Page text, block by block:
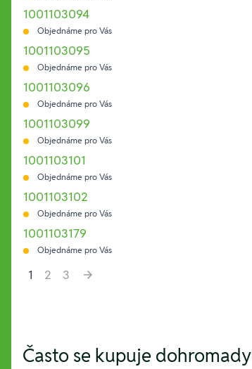
1001103094
Objednáme pro Vás
1001103095
Objednáme pro Vás
1001103096
Objednáme pro Vás
1001103099
Objednáme pro Vás
1001103101
Objednáme pro Vás
1001103102
Objednáme pro Vás
1001103179
Objednáme pro Vás
1
2
3
Často se kupuje dohromady